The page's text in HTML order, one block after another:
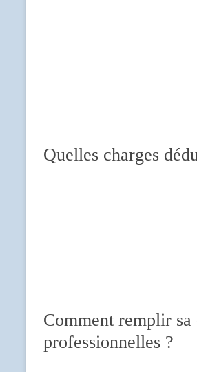
Quelles charges
Comment remplir
professionnelles ?